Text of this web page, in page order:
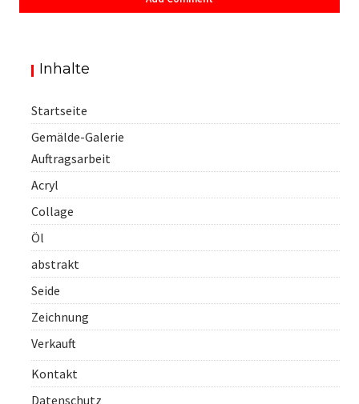
Inhalte
Startseite
Gemälde-Galerie
Auftragsarbeit
Acryl
Collage
Öl
abstrakt
Seide
Zeichnung
Verkauft
Kontakt
Datenschutz